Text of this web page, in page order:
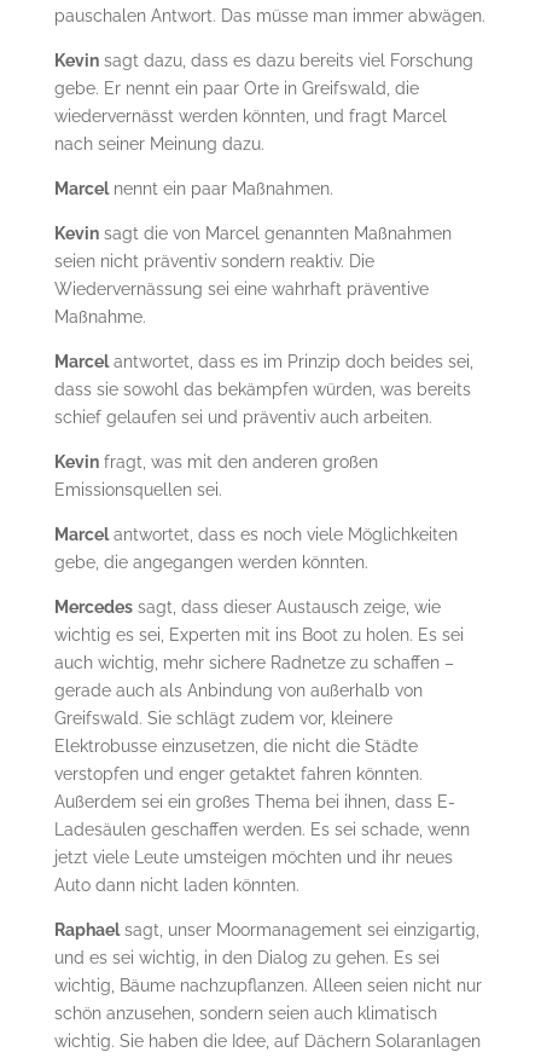
pauschalen Antwort. Das müsse man immer abwägen.
Kevinsagt dazu, dass es dazu bereits viel Forschung
gebe. Er nennt ein paar Orte in Greifswald, die
wiedervernässt werden könnten, und fragt Marcel
nach seiner Meinung dazu.
Marcelnennt ein paar Maßnahmen.
Kevinsagt die von Marcel genannten Maßnahmen
seien nicht präventiv sondern reaktiv. Die
Wiedervernässung sei eine wahrhaft präventive
Maßnahme.
Marcelantwortet, dass es im Prinzip doch beides sei,
dass sie sowohl das bekämpfen würden, was bereits
schief gelaufen sei und präventiv auch arbeiten.
Kevinfragt, was mit den anderen großen
Emissionsquellen sei.
Marcelantwortet, dass es noch viele Möglichkeiten
gebe, die angegangen werden könnten.
Mercedessagt, dass dieser Austausch zeige, wie
wichtig es sei, Experten mit ins Boot zu holen. Es sei
auch wichtig, mehr sichere Radnetze zu schaffen –
gerade auch als Anbindung von außerhalb von
Greifswald. Sie schlägt zudem vor, kleinere
Elektrobusse einzusetzen, die nicht die Städte
verstopfen und enger getaktet fahren könnten.
Außerdem sei ein großes Thema bei ihnen, dass E-
Ladesäulen geschaffen werden. Es sei schade, wenn
jetzt viele Leute umsteigen möchten und ihr neues
Auto dann nicht laden könnten.
Raphaelsagt, unser Moormanagement sei einzigartig,
und es sei wichtig, in den Dialog zu gehen. Es sei
wichtig, Bäume nachzupflanzen. Alleen seien nicht nur
schön anzusehen, sondern seien auch klimatisch
wichtig. Sie haben die Idee, auf Dächern Solaranlagen